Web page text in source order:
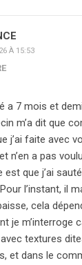
À 15:53
a 7 mois et
m’a dit que
j’ai faite avec
n’en a pas
est que j’ai
l’instant, il
cela
je m’interroge
textures
et dans le